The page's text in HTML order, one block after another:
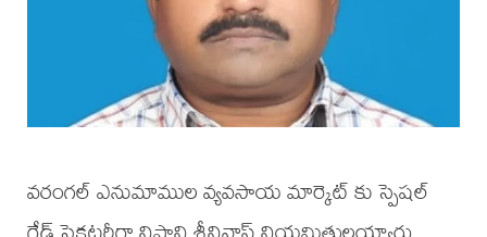
వరంగల్ ఎనుమాముల వ్యవసాయ మార్కెట్ కు స్పెషల్